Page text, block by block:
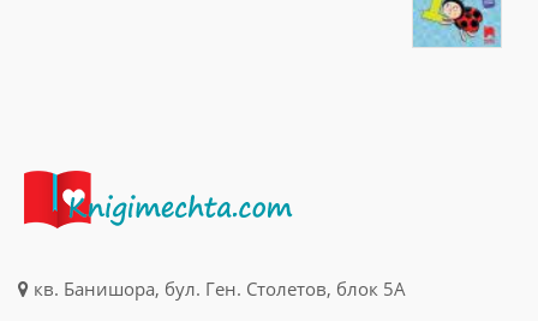
кв. Банишора, бул. Ген. Столетов, блок 5А